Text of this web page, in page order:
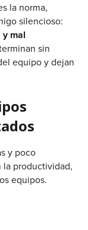
la norma,
silencioso:
mal
sin
equipo y dejan
y poco
productividad,
equipos.